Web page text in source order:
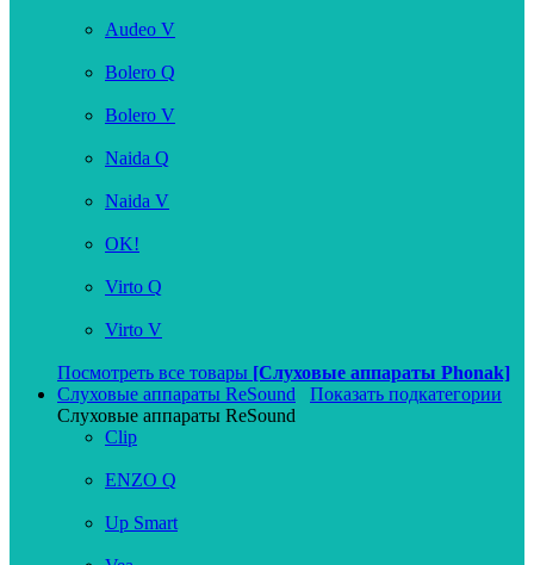
Audeo V
Bolero Q
Bolero V
Naida Q
Naida V
OK!
Virto Q
Virto V
Посмотреть все товары [Слуховые аппараты Phonak]
Слуховые аппараты ReSound
Показать подкатегории
Слуховые аппараты ReSound
Clip
ENZO Q
Up Smart